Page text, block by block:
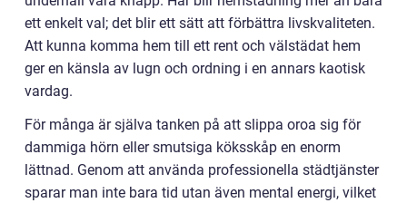
ett enkelt val; det blir ett sätt att förbättra livskvaliteten.
Att kunna komma hem till ett rent och välstädat hem
ger en känsla av lugn och ordning i en annars kaotisk
vardag.
För många är själva tanken på att slippa oroa sig för
dammiga hörn eller smutsiga köksskåp en enorm
lättnad. Genom att använda professionella städtjänster
sparar man inte bara tid utan även mental energi, vilket